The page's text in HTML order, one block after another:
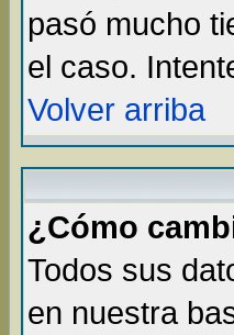
pasó mucho
el caso.
Volver arriba
¿Cómo
Todos sus
en nuestra